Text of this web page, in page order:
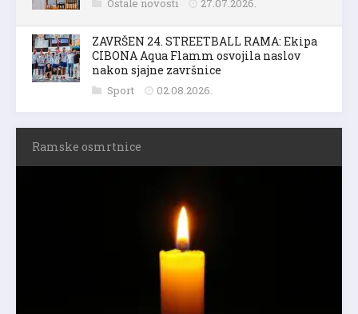
Ostale novosti 27.07.2026.
ZAVRŠEN 24. STREETBALL RAMA: Ekipa
CIBONA Aqua Flamm osvojila naslov
nakon sjajne završnice
Sport 02.08.2026.
Ramske osmrtnice